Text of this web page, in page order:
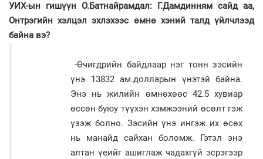
УИХ-ын гишүүн О.Батнайрамдал: Г.Дамдинням сайд аа,
Онтрэгийн хэлцэл эхлэхээс өмнө хэний талд үйлчлээд
байна вэ?
-Өчигдрийн байдлаар нэг тонн зэсийн
үнэ 13832 ам.долларын үнэтэй байна.
Энэ нь жилийн өмнөхөөс 42.5 хувиар
өссөн буюу түүхэн хэмжээний өсөлт гэж
үзэж болно. Зэсийн үнэ ингэж их өсөх
нь манайд сайхан боломж. Гэтэл энэ
алтан үеийг ашиглаж чадахгүй эсрэгээр